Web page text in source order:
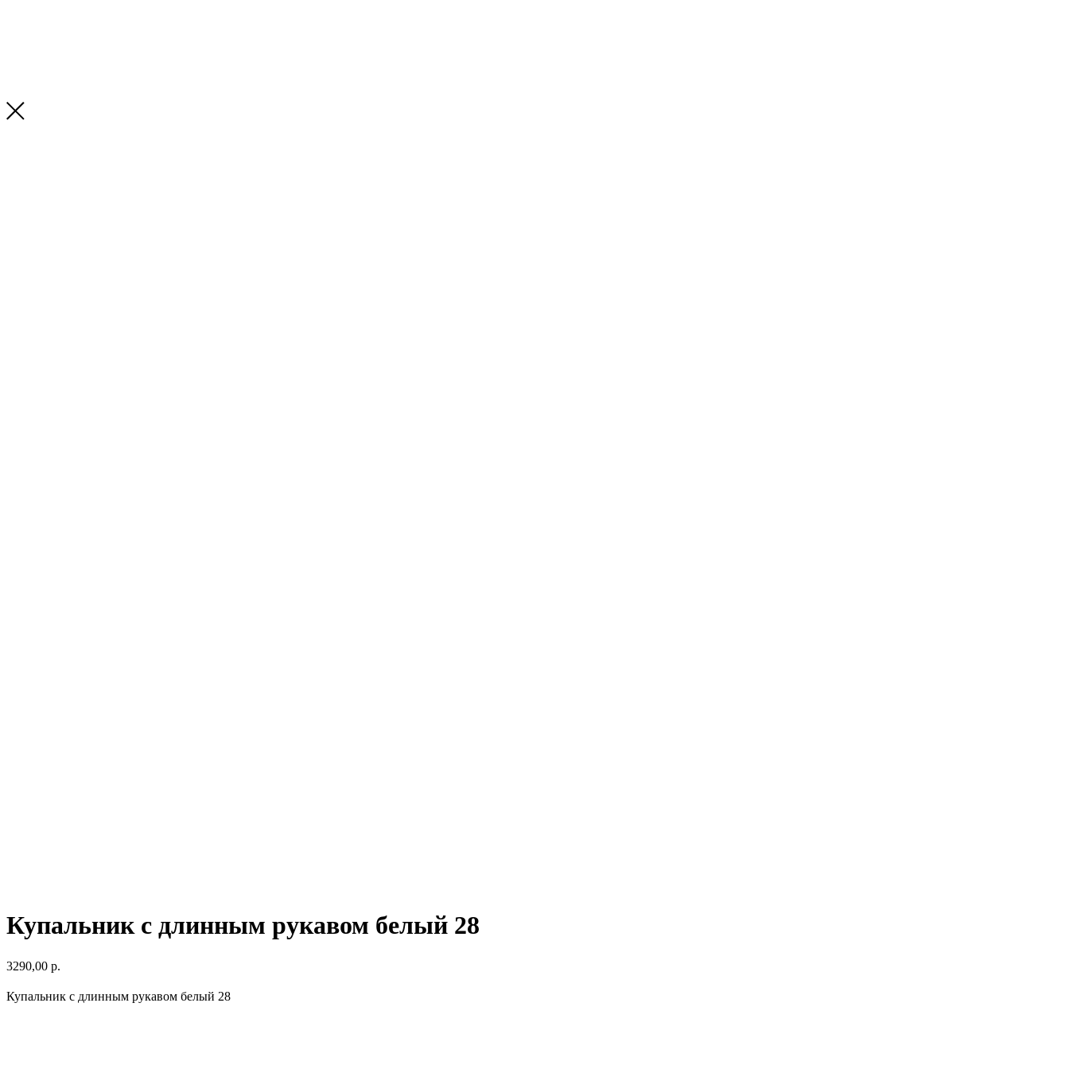
Купальник с длинным рукавом белый 28
3290,00 р.
Купальник с длинным рукавом белый 28